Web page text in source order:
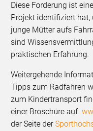
Diese Forderung ist
Projekt identifiziert hat,
junge Mütter aufs
sind
praktischen Erfahrung.
Weitergehende
Tipps zum Radfahren
zum Kindertransport
einer Broschüre auf
der Seite der